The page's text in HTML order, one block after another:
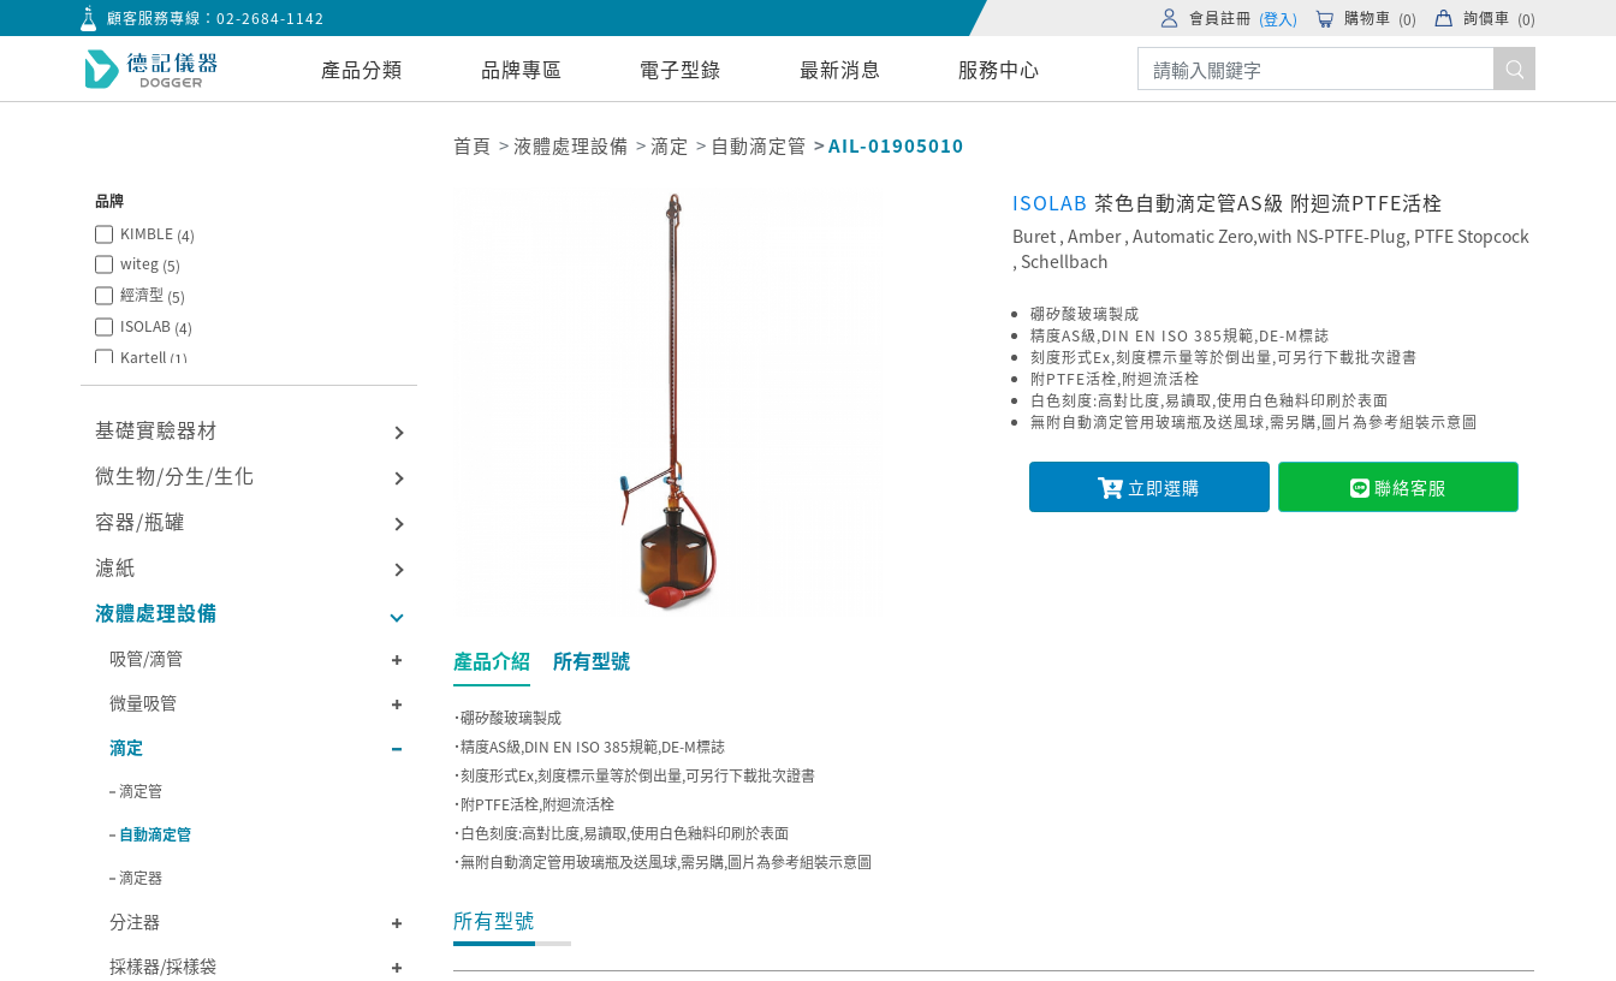
顧客服務專線：02-2684-1142 會員註冊 (登入) 購物車 (0) 詢價車 (0)
產品分類 品牌專區 電子型錄 最新消息 服務中心
首頁 液體處理設備 滴定 自動滴定管 AIL-01905010
品牌
KIMBLE (4)
witeg (5)
經濟型 (5)
ISOLAB (4)
Kartell (1)
台製(1)
Tarsons (1)
BOROSIL(2)
基礎實驗器材
微生物/分生/生化
容器/瓶罐
濾紙
液體處理設備
吸管/滴管
微量吸管
滴定
滴定管
自動滴定管
滴定器
分注器
採樣器/採樣袋
ISOLAB 茶色自動滴定管AS級 附迴流PTFE活栓
Buret , Amber , Automatic Zero,with NS-PTFE-Plug, PTFE Stopcock
, Schellbach
硼矽酸玻璃製成
精度AS級,DIN EN ISO 385規範,DE-M標誌
刻度形式Ex,刻度標示量等於倒出量,可另行下載批次證書
附PTFE活栓,附迴流活栓
白色刻度:高對比度,易讀取,使用白色釉料印刷於表面
無附自動滴定管用玻璃瓶及送風球,需另購,圖片為參考組裝示意圖
立即選購 聯絡客服
產品介紹 所有型號
˙硼矽酸玻璃製成
˙精度AS級,DIN EN ISO 385規範,DE-M標誌
˙刻度形式Ex,刻度標示量等於倒出量,可另行下載批次證書
˙附PTFE活栓,附迴流活栓
˙白色刻度:高對比度,易讀取,使用白色釉料印刷於表面
˙無附自動滴定管用玻璃瓶及送風球,需另購,圖片為參考組裝示意圖
所有型號